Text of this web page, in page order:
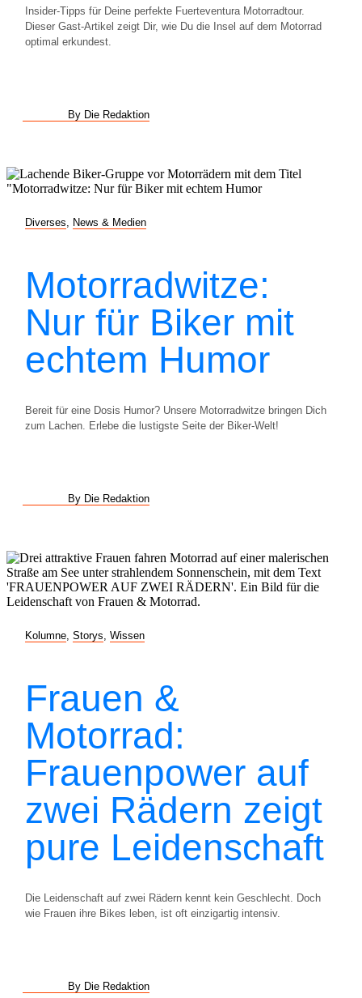
Insider-Tipps für Deine perfekte Fuerteventura Motorradtour.
Dieser Gast-Artikel zeigt Dir, wie Du die Insel auf dem Motorrad
optimal erkundest.
By Die Redaktion
Diverses News & Medien
Motorradwitze:
Nur für Biker mit
echtem Humor
Bereit für eine Dosis Humor? Unsere Motorradwitze bringen Dich
zum Lachen. Erlebe die lustigste Seite der Biker-Welt!
By Die Redaktion
Kolumne Storys Wissen
Frauen &
Motorrad:
Frauenpower auf
zwei Rädern zeigt
pure Leidenschaft
Die Leidenschaft auf zwei Rädern kennt kein Geschlecht. Doch
wie Frauen ihre Bikes leben, ist oft einzigartig intensiv.
By Die Redaktion